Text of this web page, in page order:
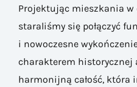
Projektując mieszkania w
staraliśmy się połączyć
i nowoczesne
charakterem historycznej
harmonijną całość, która